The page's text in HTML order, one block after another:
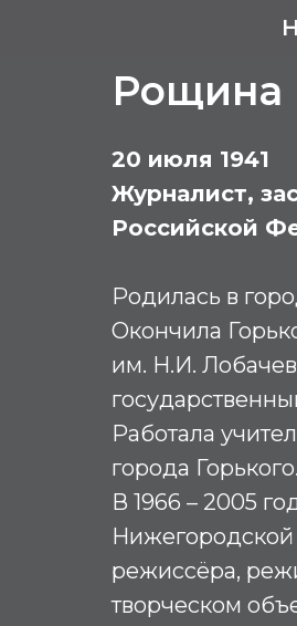
Рощина
20 июля 1941
Журналист,
Российской
Родилась в
Окончила
им. Н.И.
Работала
города Горького.
В 1966 – 2005
Нижегородской
режиссёра,
творческом